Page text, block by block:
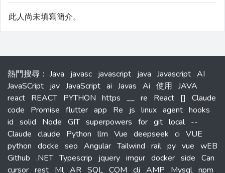
此人尚未填寫簡介。
熱門搜尋 ： Java javasc javascript java Javascript AI
JavaSCript jav JavaScript ai Javas Ai 使用 JAVA
react REACT PYTHON https __ re React []
Claude
code
Promise flutter app Re js linux agent hooks
id solid Node GIT superpowers for git local --
Claude claude Python llm Vue deepseek ci VUE
python docke seo Angular Tailwind rail py vue wEB
Github .NET Typescrip jquery imgur docker side Can
cursor rest Ml AR SQL COM cli AMP Mysql npm